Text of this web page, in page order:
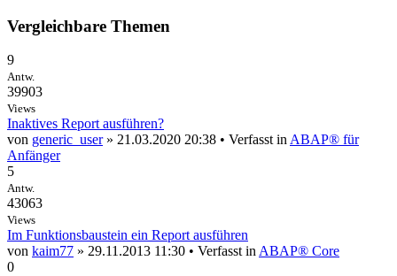
Vergleichbare Themen
9
Antw.
39903
Views
Inaktives Report ausführen?
von generic_user» 21.03.2020 20:38 • Verfasst in ABAP® für
Anfänger
5
Antw.
43063
Views
Im Funktionsbaustein ein Report ausführen
von kaim77 » 29.11.2013 11:30 • Verfasst in ABAP® Core
0